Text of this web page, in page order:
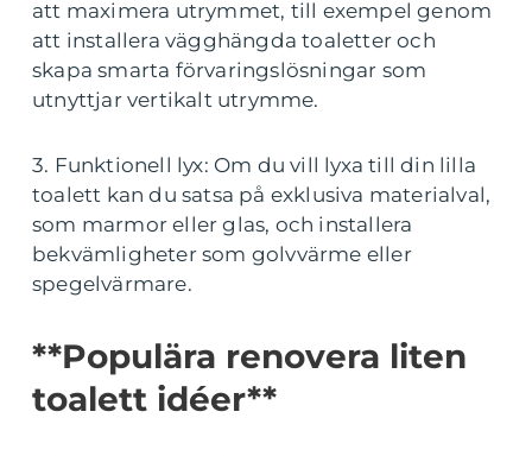
att maximera utrymmet, till exempel genom
att installera vägghängda toaletter och
skapa smarta förvaringslösningar som
utnyttjar vertikalt utrymme.
3. Funktionell lyx: Om du vill lyxa till din lilla
toalett kan du satsa på exklusiva materialval,
som marmor eller glas, och installera
bekvämligheter som golvvärme eller
spegelvärmare.
**Populära renovera liten
toalett idéer**